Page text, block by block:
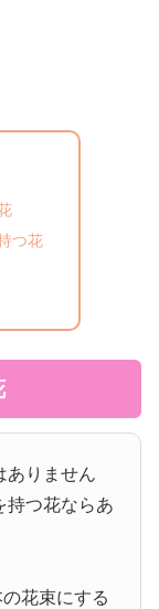
つ花
ありません
持つ花ならあ
花束にする